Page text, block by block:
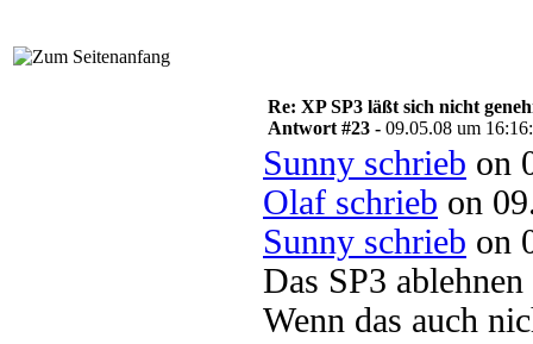
Re: XP SP3 läßt sich nicht
Antwort #23 - 09.05.08 um
Sunny schrieb on
Olaf schrieb on
Sunny schrieb on
Das SP3
Wenn das auch